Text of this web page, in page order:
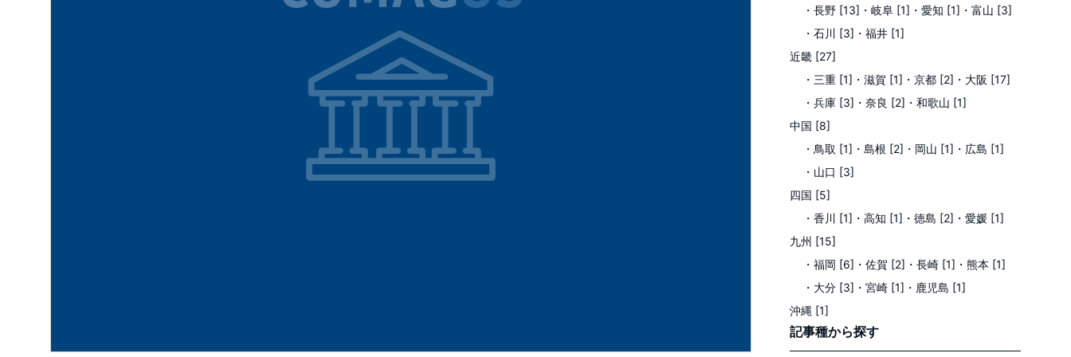
・長野 [13] ・岐阜 [1] ・愛知 [1] ・富山 [3]
・石川 [3] ・福井 [1]
近畿 [27]
・三重 [1] ・滋賀 [1] ・京都 [2] ・大阪 [17]
・兵庫 [3] ・奈良 [2] ・和歌山 [1]
中国 [8]
・鳥取 [1] ・島根 [2] ・岡山 [1] ・広島 [1]
・山口 [3]
四国 [5]
・香川 [1] ・高知 [1] ・徳島 [2] ・愛媛 [1]
九州 [15]
・福岡 [6] ・佐賀 [2] ・長崎 [1] ・熊本 [1]
・大分 [3] ・宮崎 [1] ・鹿児島 [1]
沖縄 [1]
記事種から探す